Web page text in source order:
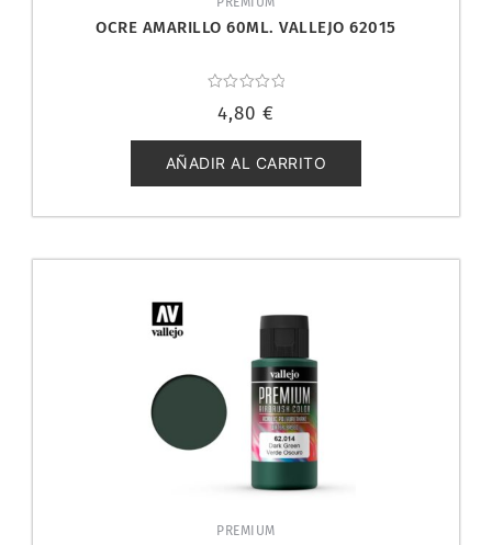
OCRE AMARILLO 60ML. VALLEJO 62015
con
de
5
4,80 €
AÑADIR AL CARRITO
PREMIUM